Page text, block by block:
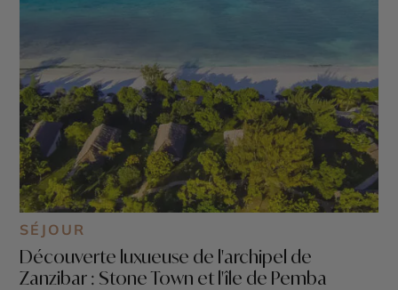
SÉJOUR
Découverte luxueuse de l'archipel de
Zanzibar : Stone Town et l'île de Pemba